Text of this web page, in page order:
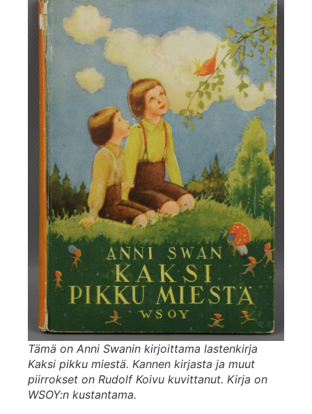
Tämä on Anni Swanin kirjoittama lastenkirja
Kaksi pikku miestä. Kannen kirjasta ja muut
piirrokset on Rudolf Koivu kuvittanut. Kirja on
WSOY:n kustantama.